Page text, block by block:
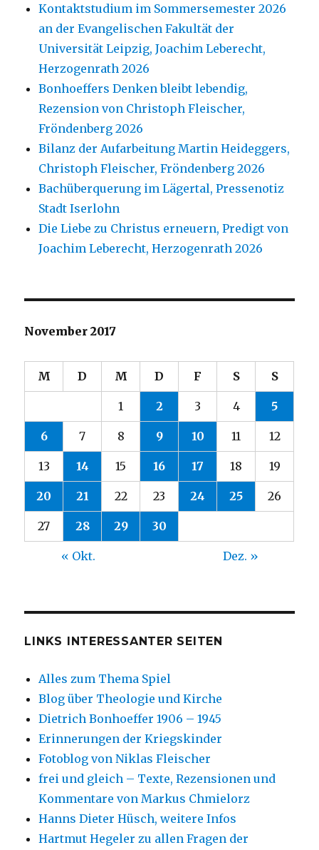
Kontaktstudium im Sommersemester 2026
an der Evangelischen Fakultät der
Universität Leipzig, Joachim Leberecht,
Herzogenrath 2026
Bonhoeffers Denken bleibt lebendig,
Rezension von Christoph Fleischer,
Fröndenberg 2026
Bilanz der Aufarbeitung Martin Heideggers,
Christoph Fleischer, Fröndenberg 2026
Bachüberquerung im Lägertal, Pressenotiz
Stadt Iserlohn
Die Liebe zu Christus erneuern, Predigt von
Joachim Leberecht, Herzogenrath 2026
November 2017
M D M D F S S
1 2 3 4 5
6 7 8 9 10 11 12
13 14 15 16 17 18 19
20 21 22 23 24 25 26
27 28 29 30
« Okt. Dez. »
LINKS INTERESSANTER SEITEN
Alles zum Thema Spiel
Blog über Theologie und Kirche
Dietrich Bonhoeffer 1906 – 1945
Erinnerungen der Kriegskinder
Fotoblog von Niklas Fleischer
frei und gleich – Texte, Rezensionen und
Kommentare von Markus Chmielorz
Hanns Dieter Hüsch, weitere Infos
Hartmut Hegeler zu allen Fragen der